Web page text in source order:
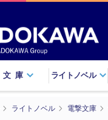
文庫 ライトノベル
ライトノベル 電撃文庫